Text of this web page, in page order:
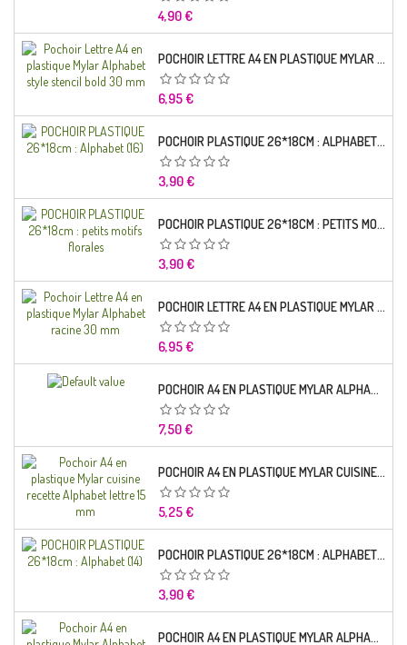
Prix
4,90 €
POCHOIR LETTRE A4 EN PLASTIQUE MYLAR ALPHABET STYLE STENCIL BOLD 30 MM
Prix
6,95 €
POCHOIR PLASTIQUE 26*18CM : ALPHABET (16)
Prix
3,90 €
POCHOIR PLASTIQUE 26*18CM : PETITS MOTIFS FLORALES
Prix
3,90 €
POCHOIR LETTRE A4 EN PLASTIQUE MYLAR ALPHABET RACINE 30 MM
Prix
6,95 €
POCHOIR A4 EN PLASTIQUE MYLAR ALPHABET LETTRE TYPO SEGOE 25 MM
Prix
7,50 €
POCHOIR A4 EN PLASTIQUE MYLAR CUISINE RECETTE ALPHABET LETTRE 15 MM
Prix
5,25 €
POCHOIR PLASTIQUE 26*18CM : ALPHABET (14)
Prix
3,90 €
POCHOIR A4 EN PLASTIQUE MYLAR ALPHABET LETTRE TYPO CHARLEMAGNE